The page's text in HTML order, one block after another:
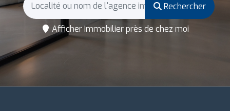
Rechercher
Afficher Immobilier près de chez moi